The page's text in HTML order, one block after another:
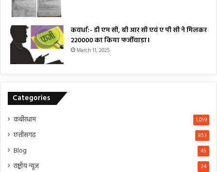
कवर्धा:- डी एम सी, बी आर सी एवं ए पी सी ने मिलकर
₹220000 का किया फर्जीवाड़ा।
March 11, 2025
Categories
कबीरधाम 1,059
छत्तीसगढ़ 853
Blog 45
राष्ट्रीय न्यूज 24